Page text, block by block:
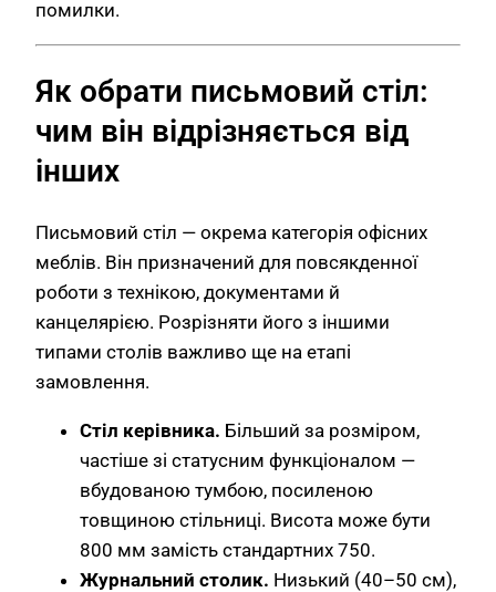
помилки.
Як обрати письмовий стіл:
чим він відрізняється від
інших
Письмовий стіл — окрема категорія офісних
меблів. Він призначений для повсякденної
роботи з технікою, документами й
канцелярією. Розрізняти його з іншими
типами столів важливо ще на етапі
замовлення.
Стіл керівника. Більший за розміром,
частіше зі статусним функціоналом —
вбудованою тумбою, посиленою
товщиною стільниці. Висота може бути
800 мм замість стандартних 750.
Журнальний столик. Низький (40–50 см),